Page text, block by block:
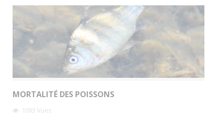
MORTALITÉ DES POISSONS
1093Vues